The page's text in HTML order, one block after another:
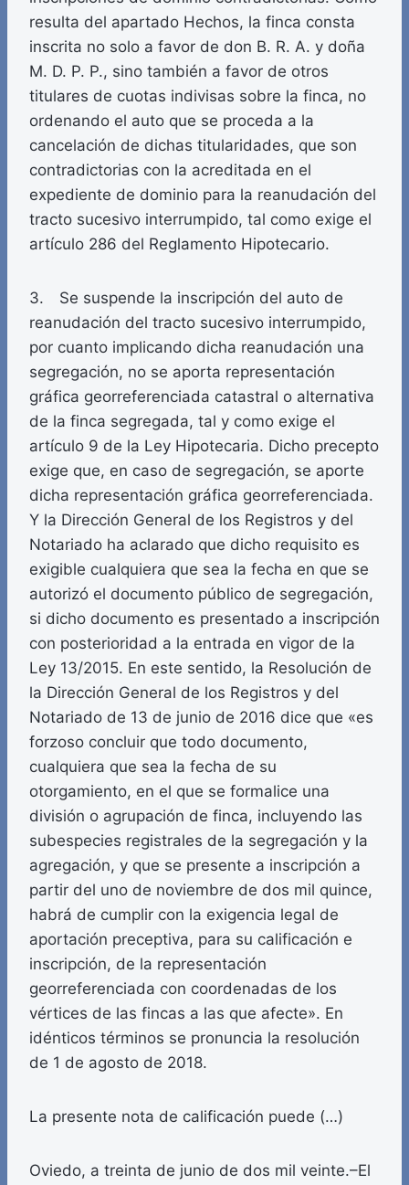
resulta del apartado Hechos, la finca consta
inscrita no solo a favor de don B. R. A. y doña
M. D. P. P., sino también a favor de otros
titulares de cuotas indivisas sobre la finca, no
ordenando el auto que se proceda a la
cancelación de dichas titularidades, que son
contradictorias con la acreditada en el
expediente de dominio para la reanudación del
tracto sucesivo interrumpido, tal como exige el
artículo 286 del Reglamento Hipotecario.
3. Se suspende la inscripción del auto de
reanudación del tracto sucesivo interrumpido,
por cuanto implicando dicha reanudación una
segregación, no se aporta representación
gráfica georreferenciada catastral o alternativa
de la finca segregada, tal y como exige el
artículo 9 de la Ley Hipotecaria. Dicho precepto
exige que, en caso de segregación, se aporte
dicha representación gráfica georreferenciada.
Y la Dirección General de los Registros y del
Notariado ha aclarado que dicho requisito es
exigible cualquiera que sea la fecha en que se
autorizó el documento público de segregación,
si dicho documento es presentado a inscripción
con posterioridad a la entrada en vigor de la
Ley 13/2015. En este sentido, la Resolución de
la Dirección General de los Registros y del
Notariado de 13 de junio de 2016 dice que «es
forzoso concluir que todo documento,
cualquiera que sea la fecha de su
otorgamiento, en el que se formalice una
división o agrupación de finca, incluyendo las
subespecies registrales de la segregación y la
agregación, y que se presente a inscripción a
partir del uno de noviembre de dos mil quince,
habrá de cumplir con la exigencia legal de
aportación preceptiva, para su calificación e
inscripción, de la representación
georreferenciada con coordenadas de los
vértices de las fincas a las que afecte». En
idénticos términos se pronuncia la resolución
de 1 de agosto de 2018.
La presente nota de calificación puede (…)
Oviedo, a treinta de junio de dos mil veinte.–El